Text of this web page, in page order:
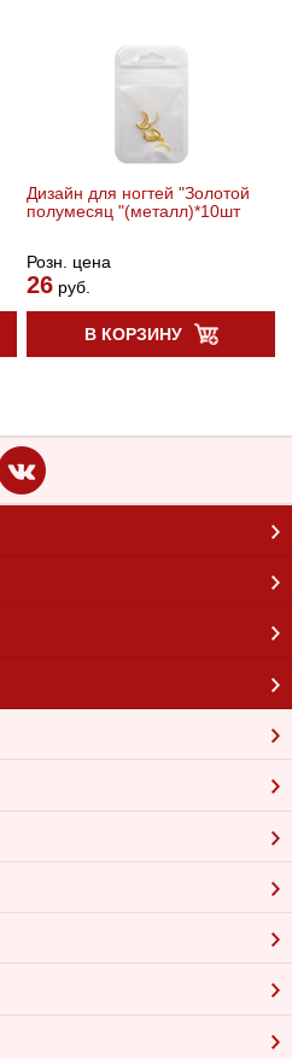
Дизайн для ногтей "Золотой
полумесяц "(металл)*10шт
Розн. цена
26 руб.
В КОРЗИНУ